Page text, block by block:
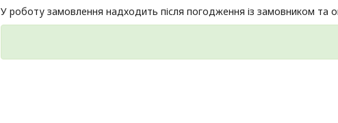
У роботу замовлення надходить після погодження із замовником та